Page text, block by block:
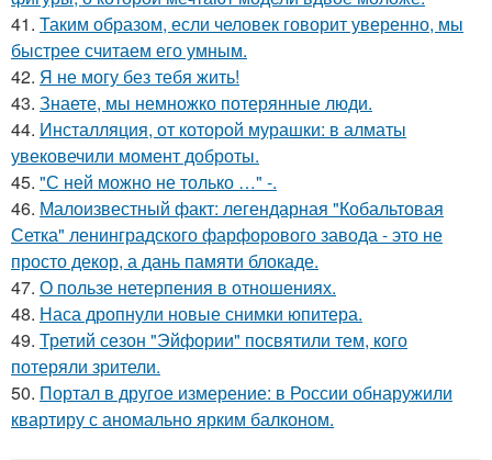
41. Таким образом, если человек говорит уверенно, мы
быстрее считаем его умным.
42. Я не могу без тебя жить!
43. Знаете, мы немножко потерянные люди.
44. Инсталляция, от которой мурашки: в алматы
увековечили момент доброты.
45. "С ней можно не только …" -.
46. Малоизвестный факт: легендарная "Кобальтовая
Сетка" ленинградского фарфорового завода - это не
просто декор, а дань памяти блокаде.
47. О пользе нетерпения в отношениях.
48. Наса дропнули новые снимки юпитера.
49. Третий сезон "Эйфории" посвятили тем, кого
потеряли зрители.
50. Портал в другое измерение: в России обнаружили
квартиру с аномально ярким балконом.